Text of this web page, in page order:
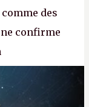
des
confirme
ils bossent
vs. Les